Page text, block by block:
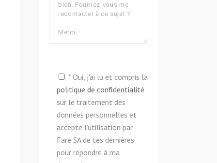
* Oui, j'ai lu et compris la
politique de confidentialité
sur le traitement des
données personnelles et
accepte l'utilisation par
Fare SA de ces dernières
pour répondre à ma